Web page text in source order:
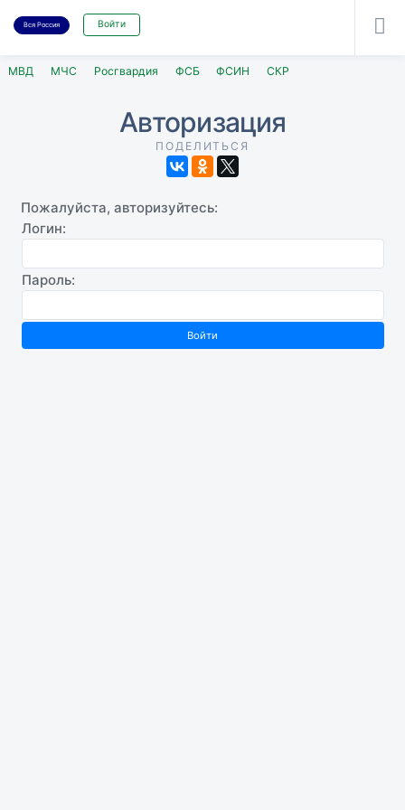
Вся Россия Войти 
МВД МЧС Росгвардия ФСБ ФСИН СКР
Авторизация
ПОДЕЛИТЬСЯ
Пожалуйста, авторизуйтесь:
Логин:
Пароль: